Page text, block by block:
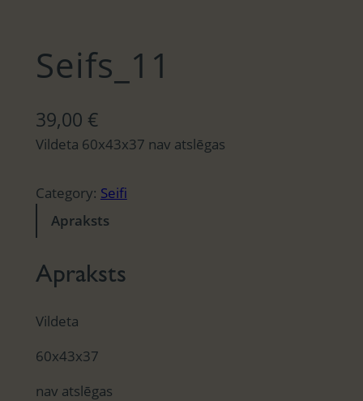
Seifs_11
39,00 €
Vildeta 60x43x37 nav atslēgas
Category: Seifi
Apraksts
Apraksts
Vildeta
60x43x37
nav atslēgas